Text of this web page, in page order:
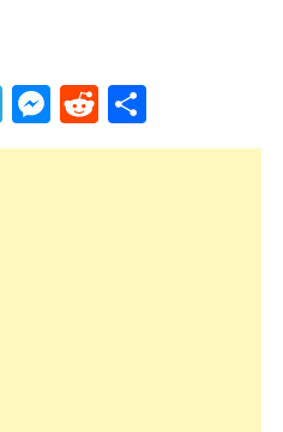
Telegram
Messenger
Reddit
Share